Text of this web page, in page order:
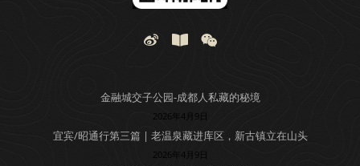
金融城交子公园-成都人私藏的秘境
2026年4月9日
宜宾/昭通行第三篇 | 老温泉藏进库区，新古镇立在山头
2026年4月9日